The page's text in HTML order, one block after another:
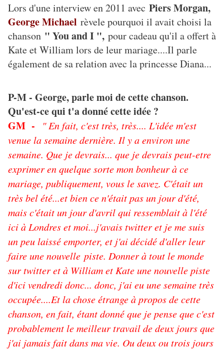
Lors d'une interview en 2011 avec Piers Morgan,
George Michael rèvele pourquoi il avait choisi la
chanson " You and I ", pour cadeau qu'il a offert à
Kate et William lors de leur mariage....Il parle
également de sa relation avec la princesse Diana...
P-M - George, parle moi de cette chanson.
Qu'est-ce qui t'a donné cette idée ?
GM -
" En fait, c'est très, très.... L'idée m'est
venue la semaine dernière. Il y a environ une
semaine. Que je devrais... que je devrais peut-etre
exprimer en quelque sorte mon bonheur à ce
mariage, publiquement, vous le savez. C'était un
très bel été...et bien ce n'était pas un jour d'été,
mais c'était un jour d'avril qui ressemblait à l'été
ici à Londres et moi...j'avais twitter et je me suis
un peu laissé emporter, et j'ai décidé d'aller leur
faire une nouvelle piste. Donner à tout le monde
sur twitter et à William et Kate une nouvelle piste
d'ici vendredi donc... donc, j'ai eu une semaine très
occupée....Et la chose étrange à propos de cette
chanson, en fait, étant donné que je pense que c'est
probablement le meilleur travail de deux jours que
j'ai jamais fait dans ma vie. Ou deux ou trois jours